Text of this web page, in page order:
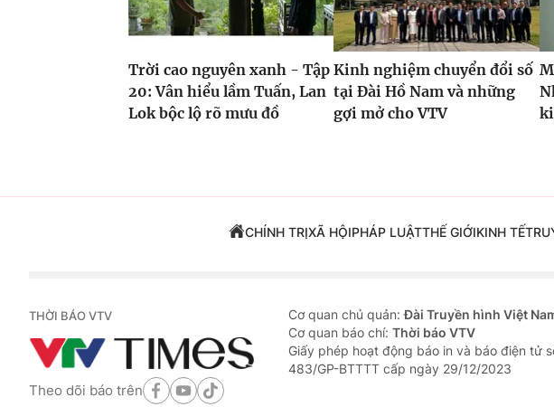
Trời cao nguyên xanh - Tập
20: Vân hiểu lầm Tuấn, Lan
Lok bộc lộ rõ mưu đồ
Kinh nghiệm chuyển đổi số
tại Đài Hồ Nam và những
gợi mở cho VTV
CHÍNH TRỊXÃ HỘIPHÁP LUẬTTHẾ GIỚIKINH TẾ
THỜI BÁO VTV
Theo dõi báo trên
Cơ quan chủ quản:Đài Truyền hình Việt
Cơ quan báo chí: Thời báo VTV
Giấy phép hoạt động báo in và báo điện tử
483/GP-BTTTT cấp ngày 29/12/2023